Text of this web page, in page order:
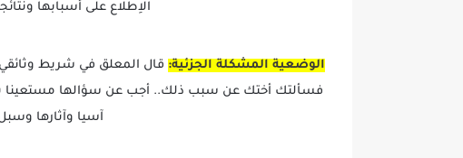
الاِطلاع على أسبابها
الوضعية المشكلة الجزئية: قال المعلق في شريط وثائقي
فسألتك أختك عن سبب ذلك.. أجب عن سؤالها مستعينا
آسيا وآثارها